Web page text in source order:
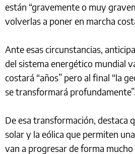
están “gravemente o muy
volverlas a poner en marcha
Ante esas circunstancias,
del sistema energético mundial
costará “años” pero al final “la
se transformará profundamente”.
De esa transformación, destaca
solar y la eólica que permiten
van a progresar de forma mucho